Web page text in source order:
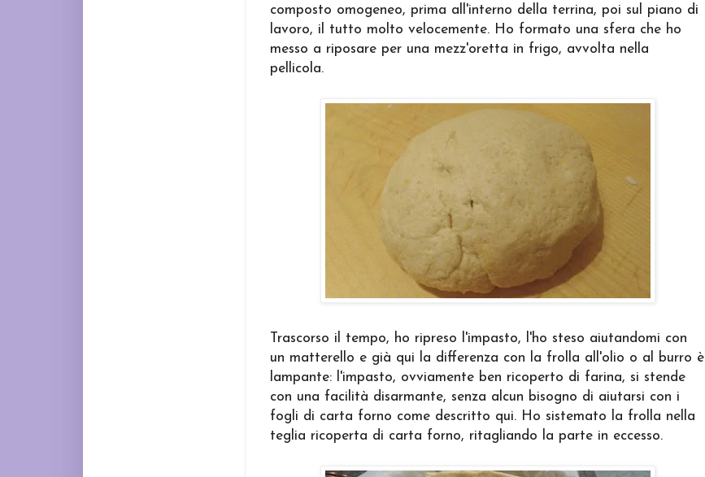
composto omogeneo, prima all'interno della terrina, poi sul piano di
lavoro, il tutto molto velocemente. Ho formato una sfera che ho
messo a riposare per una mezz'oretta in frigo, avvolta nella
pellicola.
Trascorso il tempo, ho ripreso l'impasto, l'ho steso aiutandomi con
un matterello e già qui la differenza con la frolla all'olio o al burro è
lampante: l'impasto, ovviamente ben ricoperto di farina, si stende
con una facilità disarmante, senza alcun bisogno di aiutarsi con i
fogli di carta forno come descritto qui. Ho sistemato la frolla nella
teglia ricoperta di carta forno, ritagliando la parte in eccesso.